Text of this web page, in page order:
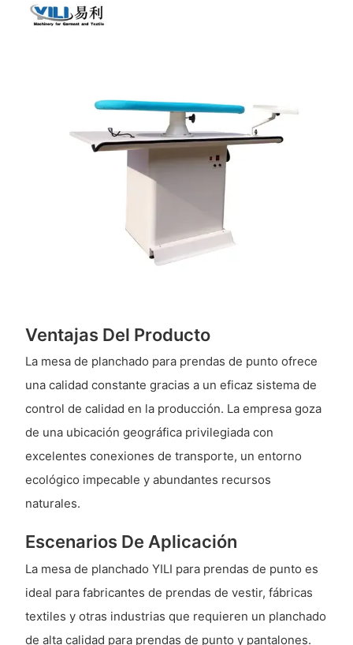
Ventajas Del Producto
La mesa de planchado para prendas de punto ofrece
una calidad constante gracias a un eficaz sistema de
control de calidad en la producción. La empresa goza
de una ubicación geográfica privilegiada con
excelentes conexiones de transporte, un entorno
ecológico impecable y abundantes recursos
naturales.
Escenarios De Aplicación
La mesa de planchado YILI para prendas de punto es
ideal para fabricantes de prendas de vestir, fábricas
textiles y otras industrias que requieren un planchado
de alta calidad para prendas de punto y pantalones.